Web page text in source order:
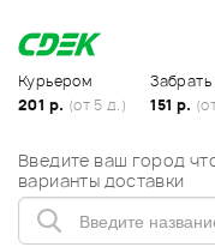
Курьером
201 р. (от 5 д.)
151 р.
Введите ваш город
варианты доставки